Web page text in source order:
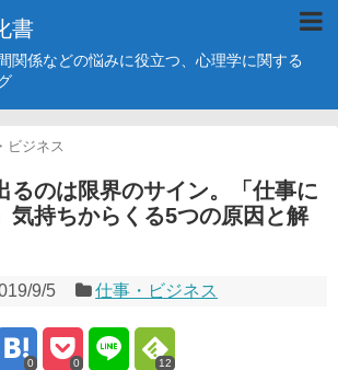
書
関係などの悩みに役立つ、心理学に関する
ビジネス
るのは限界のサイン。「仕事に
気持ちからくる5つの原因と解
9/5 仕事・ビジネス
0 0 12